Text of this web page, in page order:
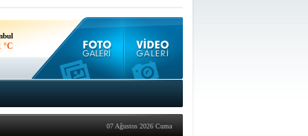
°C
07 Ağustos 2026 Cuma